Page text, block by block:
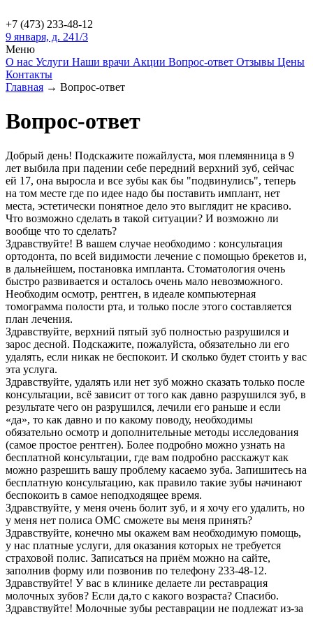
+7 (473) 233-48-12
9 января, д. 241/3
Меню
О нас Услуги Наши врачи Акции Вопрос-ответ Отзывы Цены
Контакты
Главная → Вопрос-ответ
Вопрос-ответ
Добрый день! Подскажите пожайлуста, моя племянница в 9
лет выбила при падении себе передний верхний зуб, сейчас
ей 17, она выросла и все зубы как бы "подвинулись", теперь
на том месте где по идее надо бы поставить имплант, нет
места, эстетически понятное дело это выглядит не красиво.
Что возможно сделать в такой ситуации? И возможно ли
вообще что то сделать?
Здравствуйте! В вашем случае необходимо : консультация
ортодонта, по всей видимости лечение с помощью брекетов и,
в дальнейшем, постановка импланта. Стоматология очень
быстро развивается и осталось очень мало невозможного.
Необходим осмотр, рентген, в идеале компьютерная
томограмма полости рта, и только после этого составляется
план лечения.
Здравствуйте, верхний пятый зуб полностью разрушился и
зарос десной. Подскажите, пожалуйста, обязательно ли его
удалять, если никак не беспокоит. И сколько будет стоить у вас
эта услуга.
Здравствуйте, удалять или нет зуб можно сказать только после
консультации, всё зависит от того как давно разрушился зуб, в
результате чего он разрушился, лечили его раньше и если
«да», то как давно и по какому поводу, необходимы
обязательно осмотр и дополнительные методы исследования
(самое простое рентген). Более подробно можно узнать на
бесплатной консультации, где вам подробно расскажут как
можно разрешить вашу проблему касаемо зуба. Запишитесь на
бесплатную консультацию, как правило такие зубы начинают
беспокоить в самое неподходящее время.
Здравствуйте, у меня очень болит зуб, и я хочу его удалить, но
у меня нет полиса ОМС сможете вы меня принять?
Здравствуйте, конечно мы окажем вам необходимую помощь,
у нас платные услуги, для оказания которых не требуется
страховой полис. Записаться на приём можно на сайте,
заполнив форму или позвонив по телефону 233-48-12.
Здравствуйте! У вас в клинике делаете ли реставрация
молочных зубов? Если да,то с какого возраста? Спасибо.
Здравствуйте! Молочные зубы реставрации не подлежат из-за